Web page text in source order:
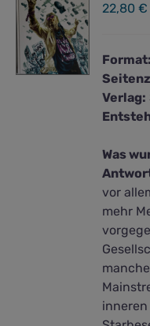
22,80€
Format:
Verlag:
Was
vor
mehr